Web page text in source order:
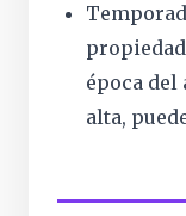
época del
alta,